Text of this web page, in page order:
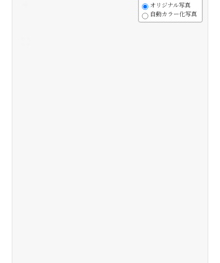
オリジナル写真
自動カラー化写真